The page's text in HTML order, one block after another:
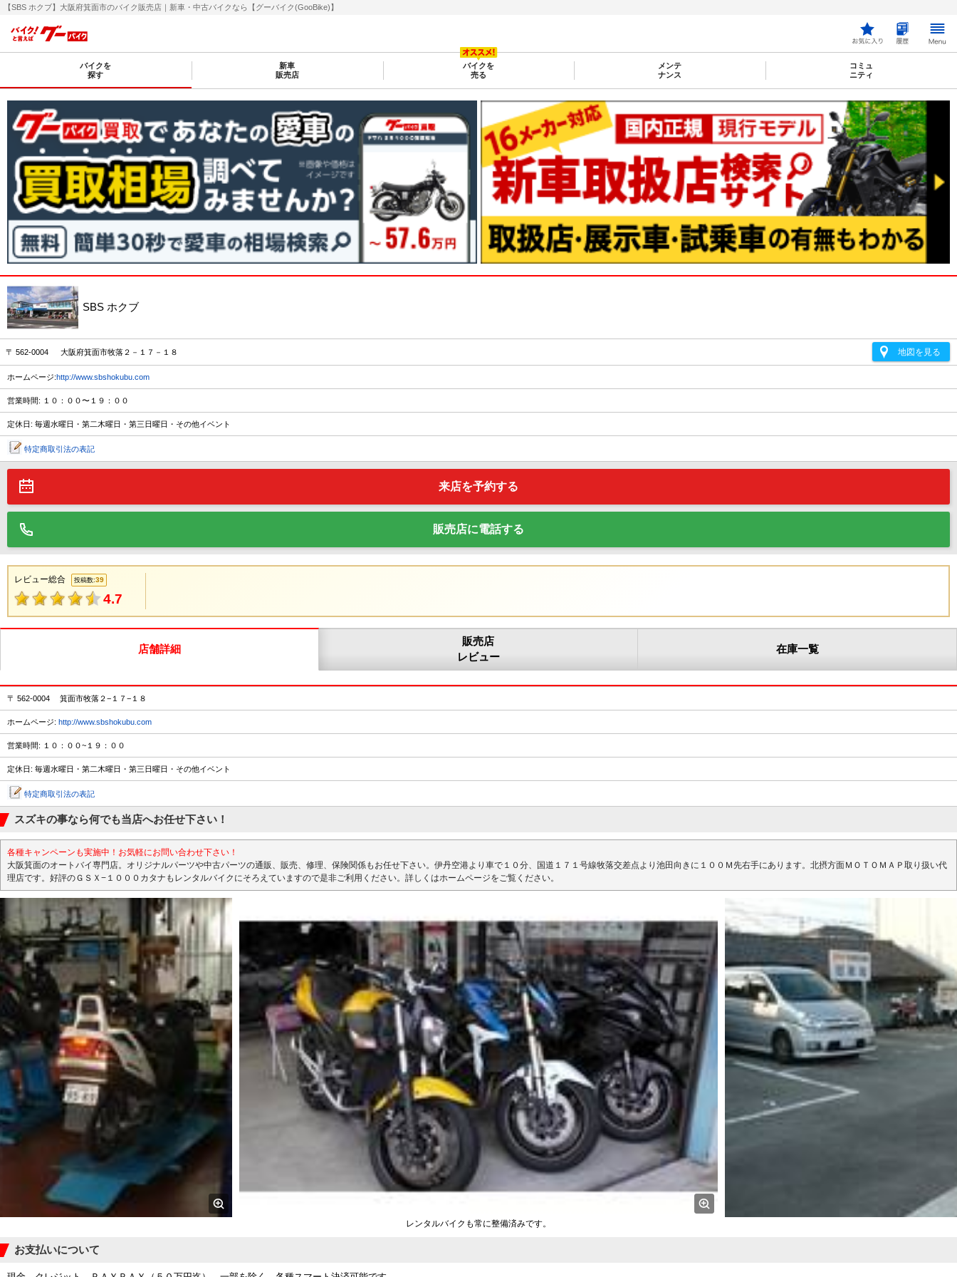
【SBS ホクブ】大阪府箕面市のバイク販売店｜新車・中古バイクなら【グーバイク(GooBike)】
バイクを
探す
新車
販売店
バイクを
売る
メンテ
ナンス
コミュ
ニティ
SBS ホクブ
〒 562-0004 大阪府箕面市牧落２－１７－１８ 地図を見る
ホームページ:http://www.sbshokubu.com
営業時間: １０：００〜１９：００
定休日: 毎週水曜日・第二木曜日・第三日曜日・その他イベント
特定商取引法の表記
来店を予約する
販売店に電話する
レビュー総合 投稿数:39
4.7
店舗詳細
販売店
レビュー
在庫一覧
〒 562-0004 箕面市牧落２−１７−１８
ホームページ: http://www.sbshokubu.com
営業時間: １０：００~１９：００
定休日: 毎週水曜日・第二木曜日・第三日曜日・その他イベント
特定商取引法の表記
スズキの事なら何でも当店へお任せ下さい！
各種キャンペーンも実施中！お気軽にお問い合わせ下さい！
大阪箕面のオートバイ専門店。オリジナルパーツや中古パーツの通販、販売、修理、保険関係もお任せ下さい。伊丹空港より車で１０分、国道１７１号線牧落交差点より池田向きに１００Ｍ先右手にあります。北摂方面ＭＯＴＯＭＡＰ取り扱い代
理店です。好評のＧＳＸ−１０００カタナもレンタルバイクにそろえていますので是非ご利用ください。詳しくはホームページをご覧ください。
レンタルバイクも常に整備済みです。
お支払いについて